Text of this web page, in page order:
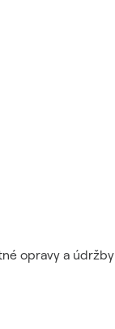
opravy a údržby